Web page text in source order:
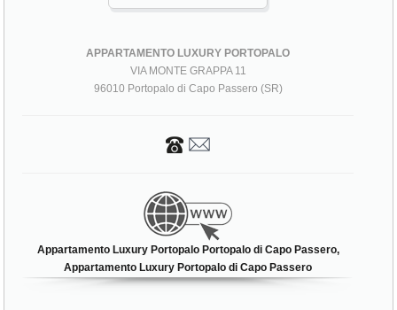
APPARTAMENTO LUXURY PORTOPALO
VIA MONTE GRAPPA 11
96010 Portopalo di Capo Passero (SR)
Appartamento Luxury Portopalo Portopalo di Capo Passero,
Appartamento Luxury Portopalo di Capo Passero